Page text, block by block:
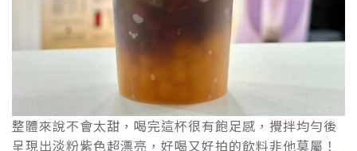
整體來說不會太甜，喝完這杯很有飽足感，攪拌均勻後
呈現出淡粉紫色超漂亮，好喝又好拍的飲料非他莫屬！